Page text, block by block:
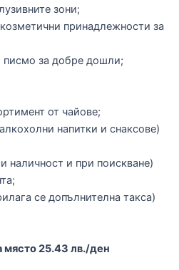
зони;
принадлежности за
писмо за добре дошли;
от чайове;
напитки и снаксове)
наличност и при поискване)
се допълнителна такса)
място 25.43 лв./ден